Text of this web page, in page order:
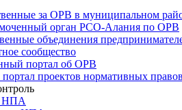
за ОРВ в муниципальном
орган РСО-Алания по ОРВ
объединения
сообщество
портал об ОРВ
проектов нормативных
НПА